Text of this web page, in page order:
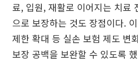
료, 입원, 재활로 이어지는 치료
으로 보장하는 것도 장점이다.
제한 확대 등 실손 보험 제도 변
보장 공백을 보완할 수 있도록